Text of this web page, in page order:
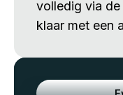
volledig via
klaar met een